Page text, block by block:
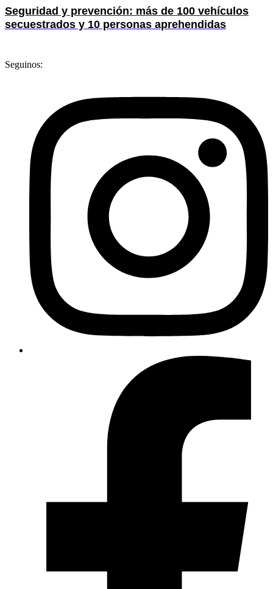
Seguridad y prevención: más de 100 vehículos
secuestrados y 10 personas aprehendidas
Seguinos: